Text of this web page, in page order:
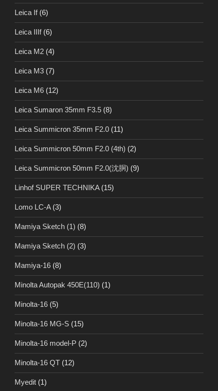
Leica If(6)
Leica IIIf(6)
Leica M2 (4)
Leica M3 (7)
Leica M6 (12)
Leica Sumaron 35mm F3.5 (8)
Leica Summicron 35mm F2.0 (11)
Leica Summicron 50mm F2.0 (4th) (2)
Leica Summicron 50mm F2.0(沈胴) (9)
Linhof SUPER TECHNIKA(15)
Lomo LC-A(3)
Mamiya Sketch (1) (8)
Mamiya Sketch (2) (3)
Mamiya-16 (8)
Minolta Autopak 450E(110) (1)
Minolta-16 (5)
Minolta-16 MG-S (15)
Minolta-16 model-P (2)
Minolta-16 QT (12)
Myedit (1)